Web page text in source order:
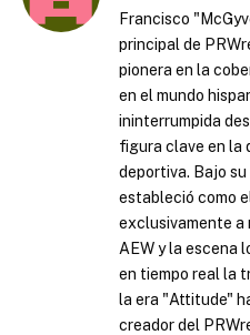
Francisco
principal de
pionera en la
en el mundo
ininterrumpida
figura clave en la
deportiva. Bajo
estableció como
exclusivamente a
AEW y la escena
en tiempo real la
la era "Attitude"
creador del